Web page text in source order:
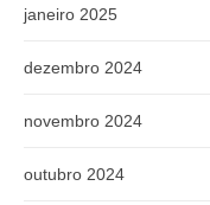
janeiro 2025
dezembro 2024
novembro 2024
outubro 2024